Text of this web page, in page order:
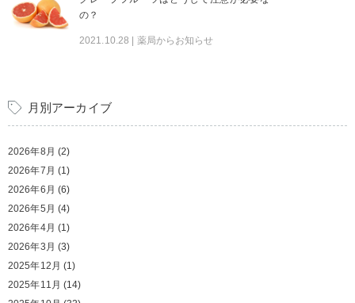
の？
2021.10.28 | 薬局からお知らせ
月別アーカイブ
2026年8月 (2)
2026年7月 (1)
2026年6月 (6)
2026年5月 (4)
2026年4月 (1)
2026年3月 (3)
2025年12月 (1)
2025年11月 (14)